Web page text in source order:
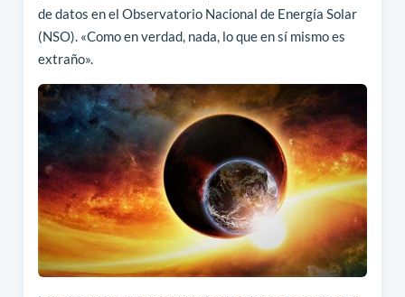
de datos en el Observatorio Nacional de Energía Solar
(NSO). «Como en verdad, nada, lo que en sí mismo es
extraño».